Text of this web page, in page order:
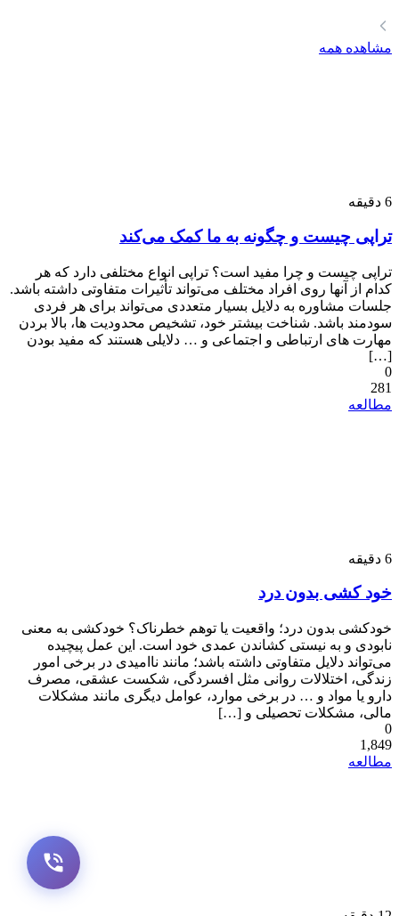
مشاهده همه
6 دقیقه
تراپی چیست و چگونه به ما کمک می‌کند
تراپی چیست و چرا مفید است؟ تراپی انواع مختلفی دارد که هر
کدام از آنها روی افراد مختلف می‌تواند تأثیرات متفاوتی داشته باشد.
جلسات مشاوره به دلایل بسیار متعددی می‌تواند برای هر فردی
سودمند باشد. شناخت بیشتر خود، تشخیص محدودیت ها، بالا بردن
مهارت های ارتباطی و اجتماعی و … دلایلی هستند که مفید بودن
[…]
0
281
مطالعه
6 دقیقه
خود کشی بدون درد
خودکشی بدون درد؛ واقعیت یا توهم خطرناک؟ خودکشی به معنی
نابودی و به نیستی کشاندن عمدی خود است. این عمل پیچیده
می‌تواند دلایل متفاوتی داشته باشد؛ مانند ناامیدی در برخی امور
زندگی، اختلالات روانی مثل افسردگی، شکست عشقی، مصرف
دارو یا مواد و … در برخی موارد، عوامل دیگری مانند مشکلات
مالی، مشکلات تحصیلی و […]
0
1,849
مطالعه